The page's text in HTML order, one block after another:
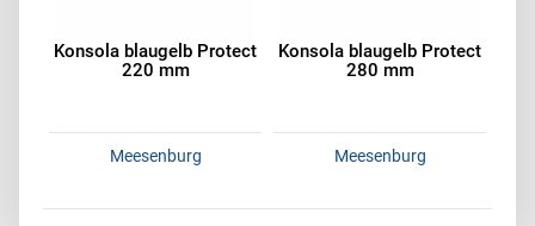
Konsola blaugelb Protect
220 mm
Meesenburg
Konsola blaugelb Protect
280 mm
Meesenburg